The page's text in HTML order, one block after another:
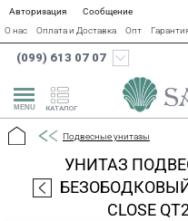
Авторизация
Сообщение
О нас
Оплата и Доставка Опт
(099) 613 07 07
КАТАЛОГ
Подвесные унитазы
УНИТАЗ
CLOSE